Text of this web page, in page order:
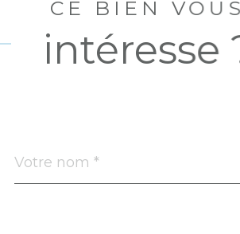
CE BIEN VOUS
intéresse
par
*